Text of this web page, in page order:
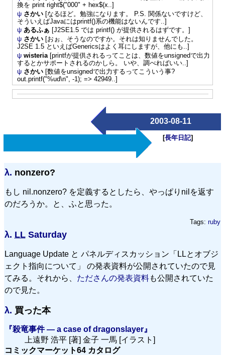
換を print right$("000" + hex$(x..]
ψ さかい[なるほど。勉強になります。 P.S. 関係ないですけど、
そういえばJavaにはprintf()系の機能はないんです..]
ψ あるふぁ [J2SE1.5 では printf() が提供されるはずです。]
ψ さかい[おぉ、そうなのですか。それは知りませんでした。
J2SE 1.5 といえばGenericsはよく耳にしますが、他にも..]
ψ wisteria[printfが提供されるってことは、数値をunsignedで出力
するとかサポートされるのかしら。 いや、調べればいい..]
ψ さかい[数値をunsignedで出力するってこういう事?
out.printf("%ud\n", -1); => 42949..]
2003-08-11
[長年日記]
λ. nonzero?
もし nil.nonzero? を定義するとしたら、やっぱりnilを返す
のだろうか。と、ふと思った。
Tags: ruby
λ. LL Saturday
Language Update と パネルディスカッション「LLとオブジ
ェクト指向について」 の発表資料が公開されていたので見
てみる。それから、 たださんの発表資料も公開されていた
ので見た。
λ. 買った本
『殺竜事件 — a case of dragonslayer』
上遠野 浩平 [著] 金子 一馬 [イラスト]
コミックマーケット64 カタログ